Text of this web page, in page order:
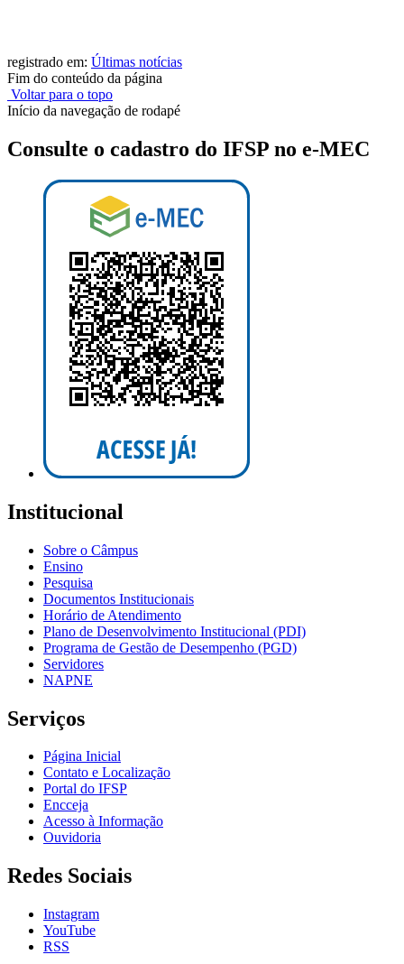
registrado em: Últimas notícias
Fim do conteúdo da página
Voltar para o topo
Início da navegação de rodapé
Consulte o cadastro do IFSP no e-MEC
Institucional
Sobre o Câmpus
Ensino
Pesquisa
Documentos Institucionais
Horário de Atendimento
Plano de Desenvolvimento Institucional (PDI)
Programa de Gestão de Desempenho (PGD)
Servidores
NAPNE
Serviços
Página Inicial
Contato e Localização
Portal do IFSP
Encceja
Acesso à Informação
Ouvidoria
Redes Sociais
Instagram
YouTube
RSS